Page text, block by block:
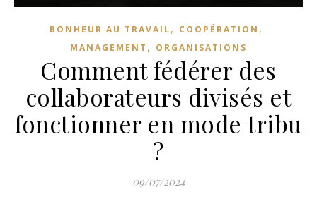
BONHEUR AU TRAVAIL, COOPÉRATION ,
MANAGEMENT , ORGANISATIONS
Comment fédérer des
collaborateurs divisés et
fonctionner en mode tribu
?
09/07/2024